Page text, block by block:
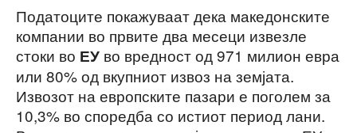
Податоците покажуваат дека македонските
компании во првите два месеци извезле
стоки во ЕУ во вредност од 971 милион евра
или 80% од вкупниот извоз на земјата.
Извозот на европските пазари е поголем за
10,3% во споредба со истиот период лани.